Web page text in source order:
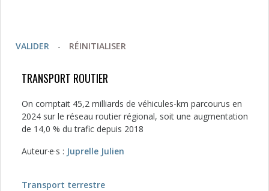
VALIDER - RÉINITIALISER
TRANSPORT ROUTIER
On comptait 45,2 milliards de véhicules-km parcourus en
2024 sur le réseau routier régional, soit une augmentation
de 14,0 % du trafic depuis 2018
Auteur·e·s : Juprelle Julien
Transport terrestre